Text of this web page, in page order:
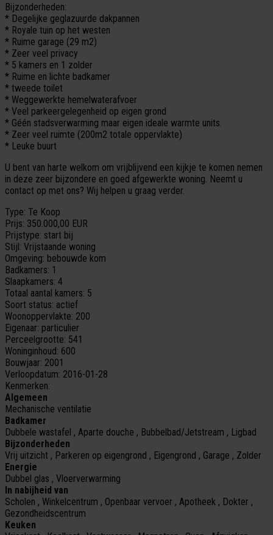
Bijzonderheden:
* Degelijke geglazuurde dakpannen
* Royale tuin op het westen
* Ruime garage (29 m2)
* Zeer veel privacy
* 5 kamers en 1 zolder
* Ruime en lichte badkamer
* tweede toilet
* Weggewerkte hemelwaterafvoer
* Veel parkeergelegenheid op eigen grond
* Géén stadsverwarming maar eigen ideale warmte units.
* Zeer veel ruimte (200m2 totale oppervlakte)
* Leuke buurt
U bent van harte welkom om vrijblijvend een kijkje te komen nemen
in deze zeer bijzondere en goed afgewerkte woning. Neemt u
contact op met ons? Wij helpen u graag verder.
Type: Te Koop
Prijs: 350.000,00 EUR
Prijstype: start bij
Stijl: Vrijstaande woning
Omgeving: bebouwde kom
Badkamers: 1
Slaapkamers: 4
Totaal aantal kamers: 5
Soort status: actief
Woonoppervlakte: 200
Eigenaar: particulier
Perceelgrootte: 541
Woninginhoud: 600
Bouwjaar: 2001
Verloopdatum: 2016-01-28
Kenmerken:
Algemeen
Mechanische ventilatie
Badkamer
Dubbele wastafel , Aparte douche , Bubbelbad/Jetstream , Ligbad
Bijzonderheden
Vrij uitzicht , Parkeren op eigengrond , Eigengrond , Garage , Zolder
Energie
Dubbel glas , Vloerverwarming
In nabijheid van
Scholen , Winkelcentrum , Openbaar vervoer , Apotheek , Dokter ,
Gezondheidscentrum
Keuken